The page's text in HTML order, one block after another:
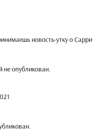
новость-утку о Сарри
не опубликован.